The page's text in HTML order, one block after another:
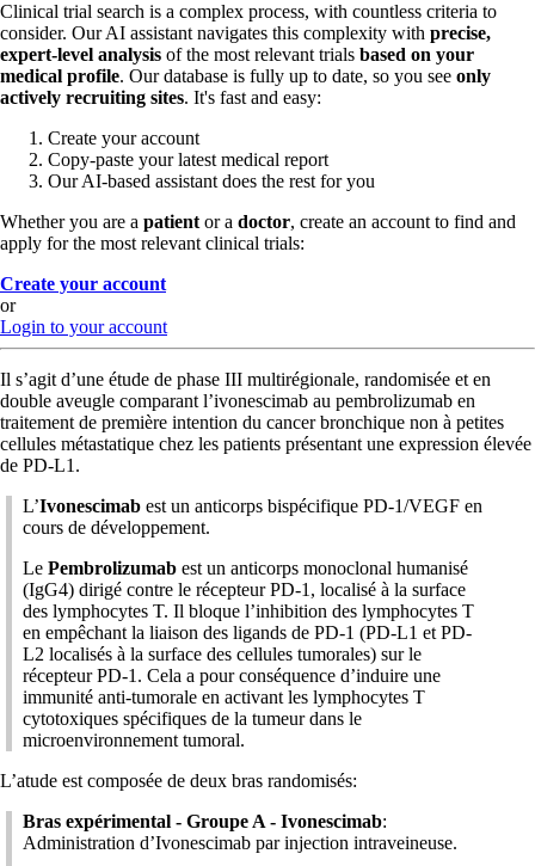
Clinical trial search is a complex process, with countless criteria to
consider. Our AI assistant navigates this complexity with precise,
expert-level analysis of the most relevant trials based on your
medical profile. Our database is fully up to date, so you see only
actively recruiting sites. It's fast and easy:
Create your account
Copy-paste your latest medical report
Our AI-based assistant does the rest for you
Whether you are a patient or a doctor, create an account to find and
apply for the most relevant clinical trials:
Create your account
or
Login to your account
Il s’agit d’une étude de phase III multirégionale, randomisée et en
double aveugle comparant l’ivonescimab au pembrolizumab en
traitement de première intention du cancer bronchique non à petites
cellules métastatique chez les patients présentant une expression élevée
de PD-L1.
L’Ivonescimab est un anticorps bispécifique PD-1/VEGF en
cours de développement.
LePembrolizumab est un anticorps monoclonal humanisé
(IgG4) dirigé contre le récepteur PD-1, localisé à la surface
des lymphocytes T. Il bloque l’inhibition des lymphocytes T
en empêchant la liaison des ligands de PD-1 (PD-L1 et PD-
L2 localisés à la surface des cellules tumorales) sur le
récepteur PD-1. Cela a pour conséquence d’induire une
immunité anti-tumorale en activant les lymphocytes T
cytotoxiques spécifiques de la tumeur dans le
microenvironnement tumoral.
L’atude est composée de deux bras randomisés:
Bras expérimental - Groupe A - Ivonescimab:
Administration d’Ivonescimab par injection intraveineuse.